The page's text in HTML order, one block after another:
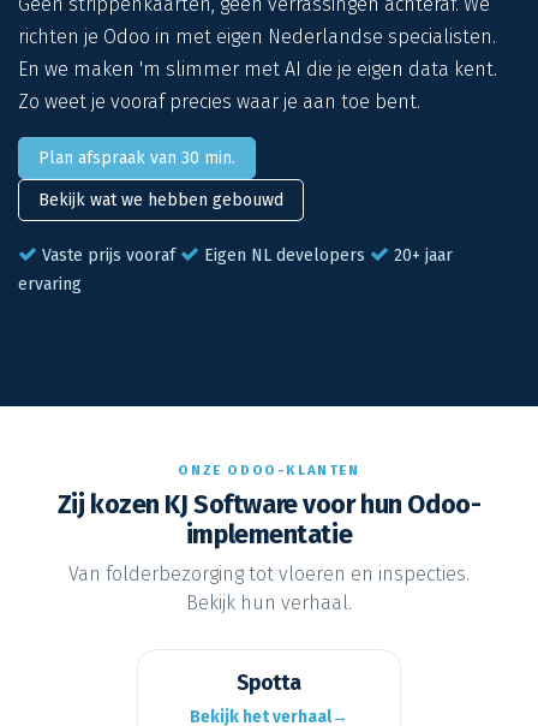
richten je Odoo in met eigen Nederlandse specialisten.
En we maken 'm slimmer met AI die je eigen data kent.
Zo weet je vooraf precies waar je aan toe bent.
Plan afspraak van 30 min.
Bekijk wat we hebben gebouwd
Vaste prijs vooraf Eigen NL developers
20+ jaar
ervaring
ONZE ODOO-KLANTEN
Zij kozen KJ Software voor hun Odoo-
implementatie
Van folderbezorging tot vloeren en inspecties.
Bekijk hun verhaal.
Spotta
Bekijk het verhaal→